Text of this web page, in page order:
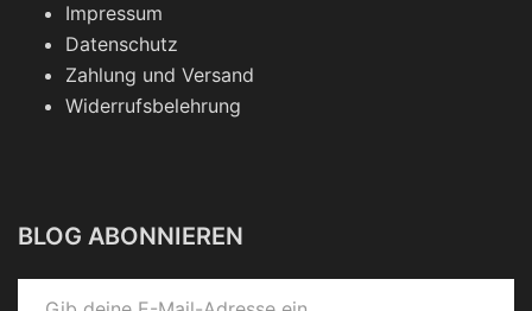
Impressum
Datenschutz
Zahlung und Versand
Widerrufsbelehrung
BLOG ABONNIEREN
Gib deine E-Mail-Adresse ein ...